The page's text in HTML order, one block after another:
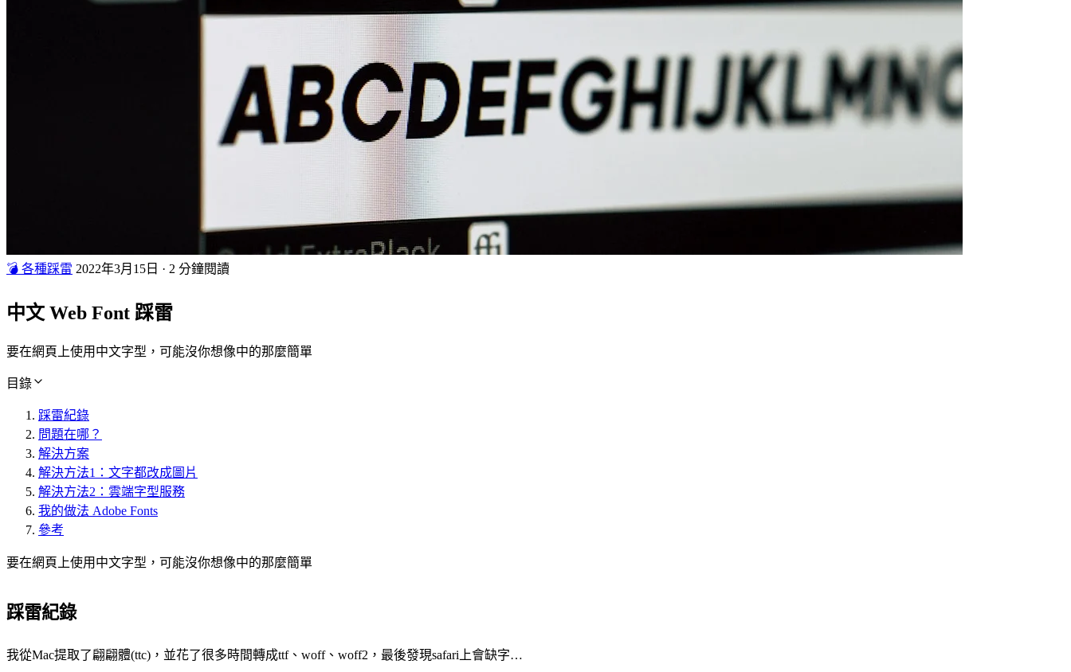
💣 各種踩雷 2022年3月15日 · 2 分鐘閱讀
中文 Web Font 踩雷
要在網頁上使用中文字型，可能沒你想像中的那麼簡單
目錄
踩雷紀錄
問題在哪？
解決方案
解決方法1：文字都改成圖片
解決方法2：雲端字型服務
我的做法 Adobe Fonts
參考
要在網頁上使用中文字型，可能沒你想像中的那麼簡單
踩雷紀錄
我從Mac提取了翩翩體(ttc)，並花了很多時間轉成ttf、woff、woff2，最後發現safari上會缺字…